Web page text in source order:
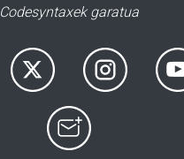
Codesyntaxek garatua